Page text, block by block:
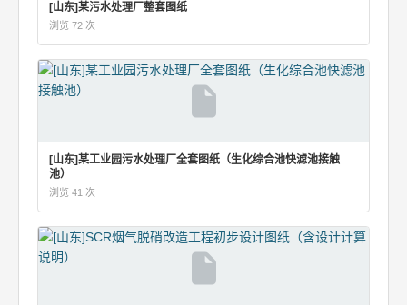
[山东]某污水处理厂整套图纸
浏览 72 次
[山东]某工业园污水处理厂全套图纸（生化综合池快滤池接触
池）
浏览 41 次